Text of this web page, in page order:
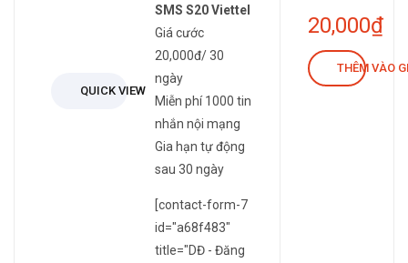
QUICK VIEW
SMS S20 Viettel
Giá cước
20,000đ/ 30
ngày
Miễn phí 1000 tin
nhắn nội mạng
Gia hạn tự động
sau 30 ngày
[contact-form-7
id="a68f483"
title="DĐ - Đăng
20,000₫
THÊM VÀO